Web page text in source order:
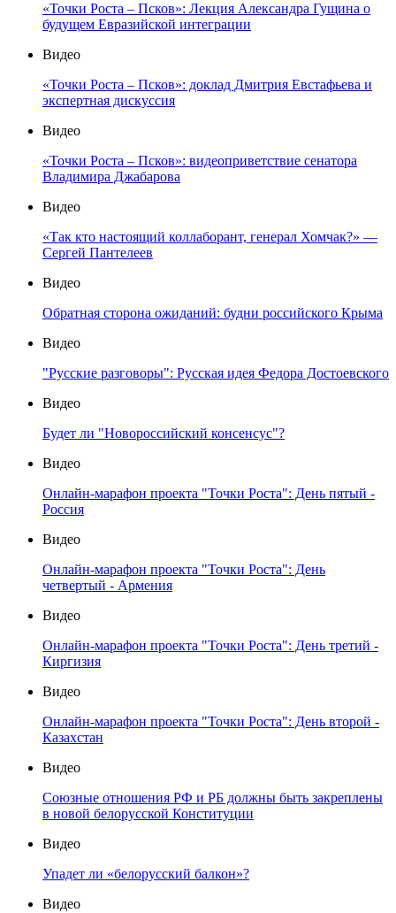
«Точки Роста – Псков»: Лекция Александра Гущина о
будущем Евразийской интеграции
Видео
«Точки Роста – Псков»: доклад Дмитрия Евстафьева и
экспертная дискуссия
Видео
«Точки Роста – Псков»: видеоприветствие сенатора
Владимира Джабарова
Видео
«Так кто настоящий коллаборант, генерал Хомчак?» —
Сергей Пантелеев
Видео
Обратная сторона ожиданий: будни российского Крыма
Видео
"Русские разговоры": Русская идея Федора Достоевского
Видео
Будет ли "Новороссийский консенсус"?
Видео
Онлайн-марафон проекта "Точки Роста": День пятый -
Россия
Видео
Онлайн-марафон проекта "Точки Роста": День
четвертый - Армения
Видео
Онлайн-марафон проекта "Точки Роста": День третий -
Киргизия
Видео
Онлайн-марафон проекта "Точки Роста": День второй -
Казахстан
Видео
Союзные отношения РФ и РБ должны быть закреплены
в новой белорусской Конституции
Видео
Упадет ли «белорусский балкон»?
Видео